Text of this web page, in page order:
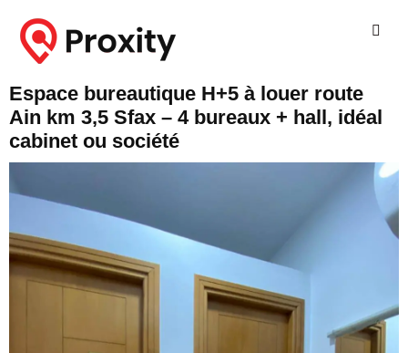
Espace bureautique H+5 à louer route
Ain km 3,5 Sfax – 4 bureaux + hall, idéal
cabinet ou société